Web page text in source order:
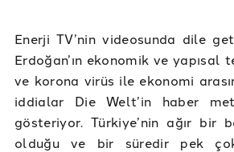
Enerji TV’nin videosunda dile
Erdoğan’ın ekonomik ve yapısal
ve korona virüs ile ekonomi
iddialar Die Welt’in haber
gösteriyor. Türkiye’nin ağır bir
olduğu ve bir süredir pek